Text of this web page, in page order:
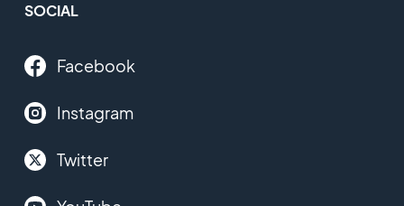
SOCIAL
Facebook
Instagram
Twitter